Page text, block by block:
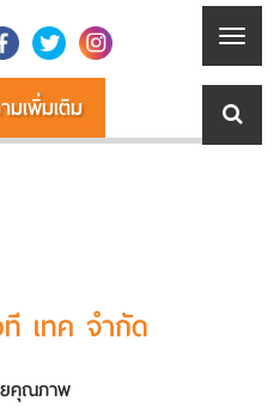
มเพิ่มเติม
เทค จำกัด
ยคุณภาพ